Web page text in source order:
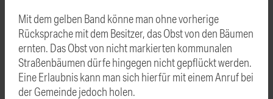
Mit dem gelben Band könne man ohne vorherige
Rücksprache mit dem Besitzer, das Obst von den Bäumen
ernten. Das Obst von nicht markierten kommunalen
Straßenbäumen dürfe hingegen nicht gepflückt werden.
Eine Erlaubnis kann man sich hierfür mit einem Anruf bei
der Gemeinde jedoch holen.